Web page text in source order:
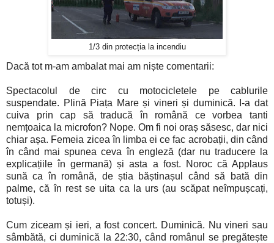
1/3 din protecția la incendiu
Dacă tot m-am ambalat mai am niște comentarii:
Spectacolul de circ cu motocicletele pe cablurile
suspendate. Plină Piața Mare și vineri și duminică. I-a dat
cuiva prin cap să traducă în română ce vorbea tanti
nemțoaica la microfon? Nope. Om fi noi oraș săsesc, dar nici
chiar așa. Femeia zicea în limba ei ce fac acrobații, din când
în când mai spunea ceva în engleză (dar nu traducere la
explicațiile în germană) și asta a fost. Noroc că Applaus
sună ca în română, de știa băștinașul când să bată din
palme, că în rest se uita ca la urs (au scăpat neîmpușcați,
totuși).
Cum ziceam și ieri, a fost concert. Duminică. Nu vineri sau
sâmbătă, ci duminică la 22:30, când românul se pregătește